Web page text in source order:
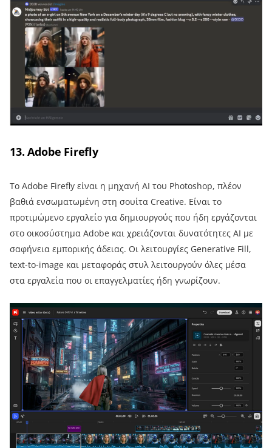
13. Adobe Firefly
Το Adobe Firefly είναι η μηχανή AI του Photoshop, πλέον
βαθιά ενσωματωμένη στη σουίτα Creative. Είναι το
προτιμώμενο εργαλείο για δημιουργούς που ήδη εργάζονται
στο οικοσύστημα Adobe και χρειάζονται δυνατότητες AI με
σαφήνεια εμπορικής άδειας. Οι λειτουργίες Generative Fill,
text-to-image και μεταφοράς στυλ λειτουργούν όλες μέσα
στα εργαλεία που οι επαγγελματίες ήδη γνωρίζουν.